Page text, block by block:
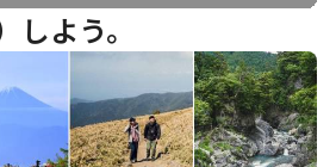
しよう。